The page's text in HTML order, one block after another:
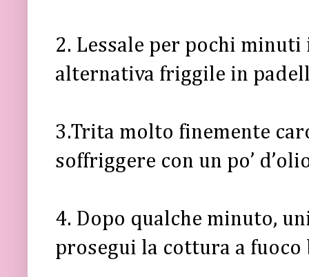
2. Lessale per pochi
alternativa friggile in
3.Trita molto finemente
soffriggere con un po’
4. Dopo qualche minuto,
prosegui la cottura a fuoco